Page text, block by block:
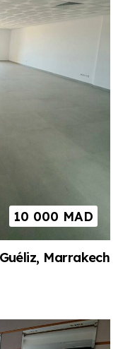
10 000 MAD
Marrakech